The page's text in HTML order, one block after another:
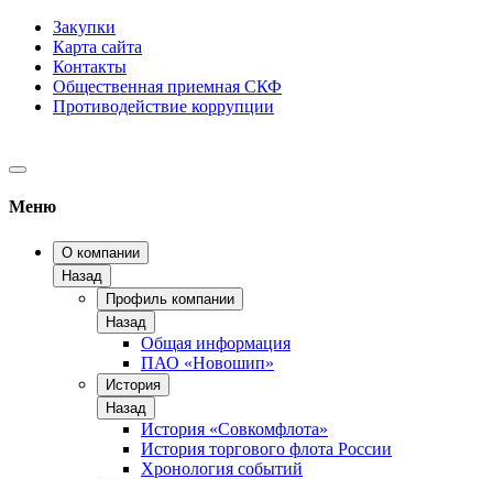
Закупки
Карта сайта
Контакты
Общественная приемная СКФ
Противодействие коррупции
Меню
О компании
Назад
Профиль компании
Назад
Общая информация
ПАО «Новошип»
История
Назад
История «Совкомфлота»
История торгового флота России
Хронология событий